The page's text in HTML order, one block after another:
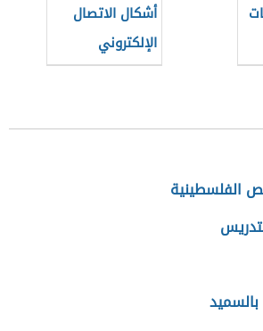
أشكال الاتصال
الإلكتروني
الفلسطينية